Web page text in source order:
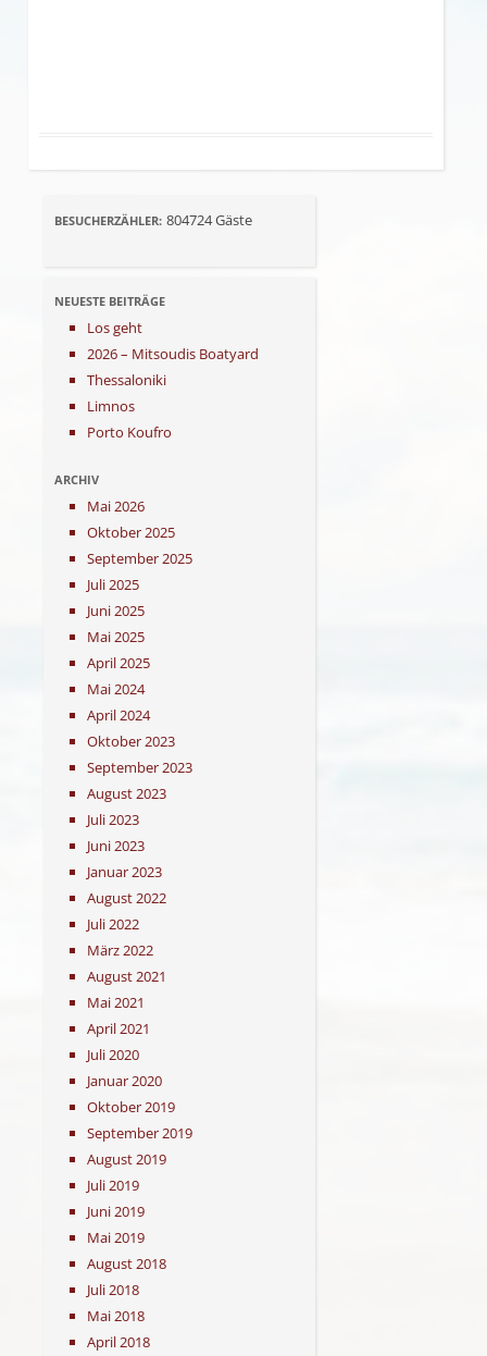
BESUCHERZÄHLER: 804724Gäste
NEUESTE BEITRÄGE
Los geht
2026 – Mitsoudis Boatyard
Thessaloniki
Limnos
Porto Koufro
ARCHIV
Mai 2026
Oktober 2025
September 2025
Juli 2025
Juni 2025
Mai 2025
April 2025
Mai 2024
April 2024
Oktober 2023
September 2023
August 2023
Juli 2023
Juni 2023
Januar 2023
August 2022
Juli 2022
März 2022
August 2021
Mai 2021
April 2021
Juli 2020
Januar 2020
Oktober 2019
September 2019
August 2019
Juli 2019
Juni 2019
Mai 2019
August 2018
Juli 2018
Mai 2018
April 2018